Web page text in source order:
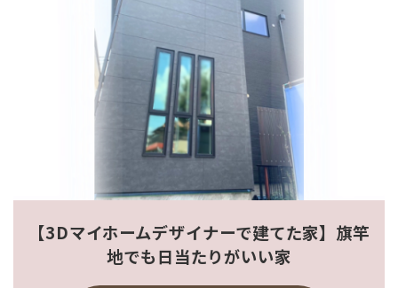
【3Dマイホームデザイナーで建てた家】旗竿
地でも日当たりがいい家